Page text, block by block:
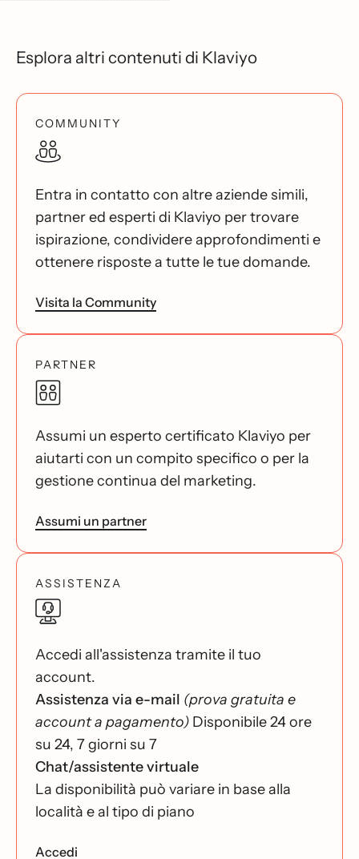
Esplora altri contenuti di Klaviyo
COMMUNITY
Entra in contatto con altre aziende simili,
partner ed esperti di Klaviyo per trovare
ispirazione, condividere approfondimenti e
ottenere risposte a tutte le tue domande.
Visita la Community
PARTNER
Assumi un esperto certificato Klaviyo per
aiutarti con un compito specifico o per la
gestione continua del marketing.
Assumi un partner
ASSISTENZA
Accedi all'assistenza tramite il tuo
account.
Assistenza via e-mail (prova gratuita e
account a pagamento) Disponibile 24 ore
su 24, 7 giorni su 7
Chat/assistente virtuale
La disponibilità può variare in base alla
località e al tipo di piano
Accedi